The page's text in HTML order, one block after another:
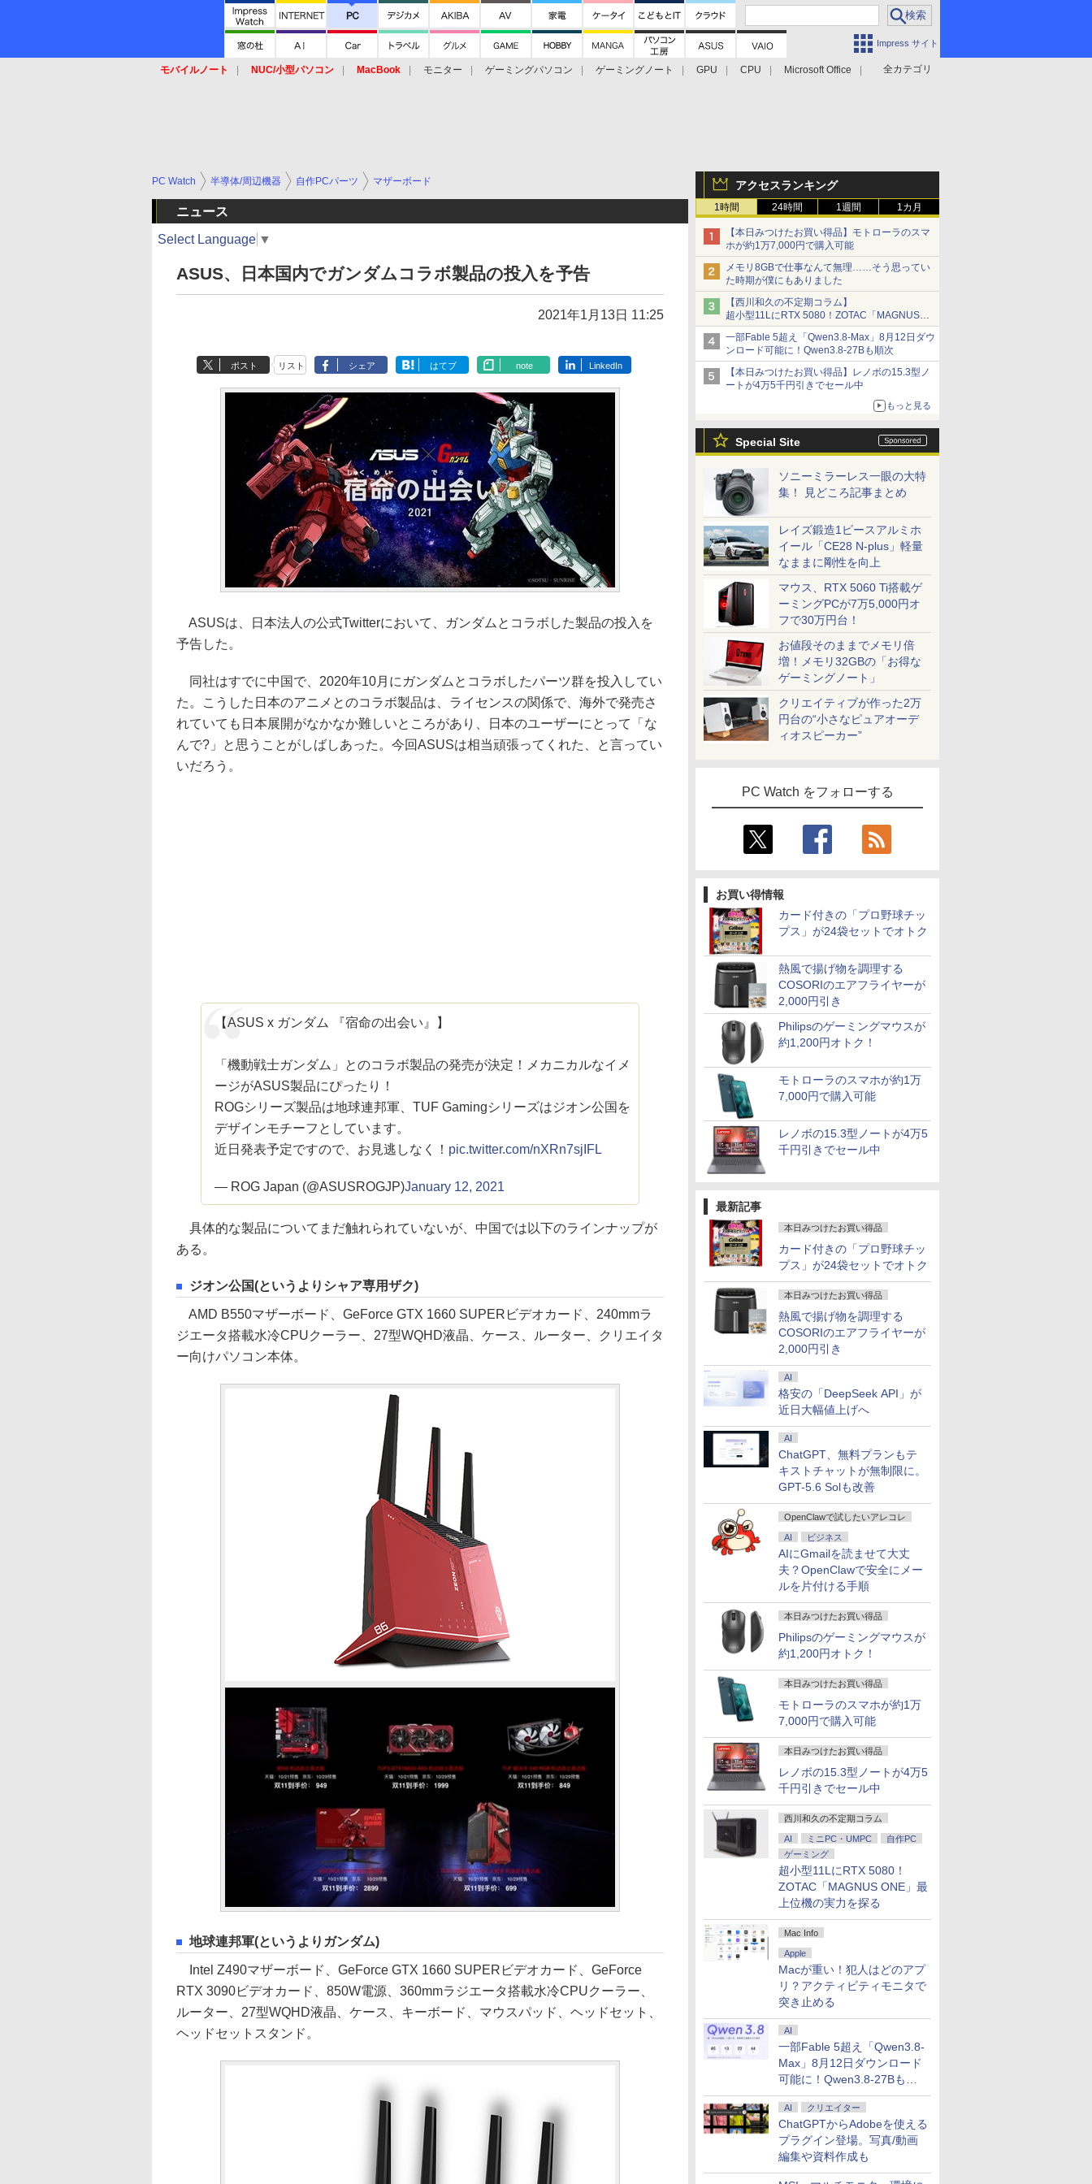
Impress サイト
全カテゴリ
モバイルノート NUC/小型パソコン MacBook モニター ゲーミングパソコン ゲーミングノート GPU CPU
Microsoft Office
アクセスランキング
1時間 24時間 1週間 1カ月
【本日みつけたお買い得品】モトローラのスマ
ホが約1万7,000円で購入可能
メモリ8GBで仕事なんて無理……そう思ってい
た時期が僕にもありました
【西川和久の不定期コラム】
超小型11LにRTX 5080！ZOTAC「MAGNUS
ONE」最上位機の実力を探る
一部Fable 5超え「Qwen3.8-Max」8月12日ダウ
ンロード可能に！Qwen3.8-27Bも順次
【本日みつけたお買い得品】レノボの15.3型ノ
ートが4万5千円引きでセール中
もっと見る
Special Site
ソニーミラーレス一眼の大特
集！ 見どころ記事まとめ
レイズ鍛造1ピースアルミホ
イール「CE28 N-plus」軽量
なままに剛性を向上
マウス、RTX 5060 Ti搭載ゲ
ーミングPCが7万5,000円オ
フで30万円台！
お値段そのままでメモリ倍
増！メモリ32GBの「お得な
ゲーミングノート」
クリエイティブが作った2万
円台の“小さなピュアオーデ
ィオスピーカー”
PC Watch をフォローする
お買い得情報
カード付きの「プロ野球チッ
プス」が24袋セットでオトク
熱風で揚げ物を調理する
COSORIのエアフライヤーが
2,000円引き
Philipsのゲーミングマウスが
約1,200円オトク！
モトローラのスマホが約1万
7,000円で購入可能
レノボの15.3型ノートが4万5
千円引きでセール中
最新記事
本日みつけたお買い得品
カード付きの「プロ野球チッ
プス」が24袋セットでオトク
本日みつけたお買い得品
熱風で揚げ物を調理する
COSORIのエアフライヤーが
2,000円引き
AI
格安の「DeepSeek API」が
近日大幅値上げへ
AI
ChatGPT、無料プランもテ
キストチャットが無制限に。
GPT-5.6 Solも改善
OpenClawで試したいアレコレ
AI ビジネス
AIにGmailを読ませて大丈
夫？OpenClawで安全にメー
ルを片付ける手順
本日みつけたお買い得品
Philipsのゲーミングマウスが
約1,200円オトク！
本日みつけたお買い得品
モトローラのスマホが約1万
7,000円で購入可能
本日みつけたお買い得品
レノボの15.3型ノートが4万5
千円引きでセール中
西川和久の不定期コラム
AI ミニPC・UMPC
自作PC
ゲーミング
超小型11LにRTX 5080！
ZOTAC「MAGNUS ONE」最
上位機の実力を探る
Mac Info
Apple
Macが重い！犯人はどのアプ
リ？アクティビティモニタで
突き止める
AI
一部Fable 5超え「Qwen3.8-
Max」8月12日ダウンロード
可能に！Qwen3.8-27Bも順
次
AI クリエイター
ChatGPTからAdobeを使える
プラグイン登場。写真/動画
編集や資料作成も
PC Watch 半導体/周辺機器 自作PCパーツ マザーボード
ニュース
Select Language ▼
ASUS、日本国内でガンダムコラボ製品の投入を予告
2021年1月13日 11:25
ポスト リスト シェア はてブ note LinkedIn
ASUSは、日本法人の公式Twitterにおいて、ガンダムとコラボした製品の投入を
予告した。
同社はすでに中国で、2020年10月にガンダムとコラボしたパーツ群を投入してい
た。こうした日本のアニメとのコラボ製品は、ライセンスの関係で、海外で発売さ
れていても日本展開がなかなか難しいところがあり、日本のユーザーにとって「な
んで?」と思うことがしばしあった。今回ASUSは相当頑張ってくれた、と言ってい
いだろう。
【ASUS x ガンダム 『宿命の出会い』】
「機動戦士ガンダム」とのコラボ製品の発売が決定！メカニカルなイメ
ージがASUS製品にぴったり！
ROGシリーズ製品は地球連邦軍、TUF Gamingシリーズはジオン公国を
デザインモチーフとしています。
近日発表予定ですので、お見逃しなく！ pic.twitter.com/nXRn7sjIFL
— ROG Japan (@ASUSROGJP)January 12, 2021
具体的な製品についてまだ触れられていないが、中国では以下のラインナップが
ある。
ジオン公国(というよりシャア専用ザク)
AMD B550マザーボード、GeForce GTX 1660 SUPERビデオカード、240mmラ
ジエータ搭載水冷CPUクーラー、27型WQHD液晶、ケース、ルーター、クリエイタ
ー向けパソコン本体。
地球連邦軍(というよりガンダム)
Intel Z490マザーボード、GeForce GTX 1660 SUPERビデオカード、GeForce
RTX 3090ビデオカード、850W電源、360mmラジエータ搭載水冷CPUクーラー、
ルーター、27型WQHD液晶、ケース、キーボード、マウスパッド、ヘッドセット、
ヘッドセットスタンド。